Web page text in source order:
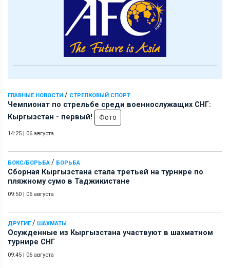
ГЛАВНЫЕ НОВОСТИ / СТРЕЛКОВЫЙ СПОРТ
Чемпионат по стрельбе среди военнослужащих СНГ:
Кыргызстан - первый!
Фото
14:25 | 06 августа
БОКС/БОРЬБА / БОРЬБА
Сборная Кыргызстана стала третьей на турнире по
пляжному сумо в Таджикистане
09:50 | 06 августа
ДРУГИЕ/ ШАХМАТЫ
Осужденные из Кыргызстана участвуют в шахматном
турнире СНГ
09:45 | 06 августа